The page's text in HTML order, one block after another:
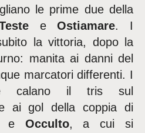
le prime due della
eOstiamare. I
la vittoria, dopo la
manita ai danni del
marcatori differenti. I
calano il tris sul
ai gol della coppia di
Occulto, a cui si